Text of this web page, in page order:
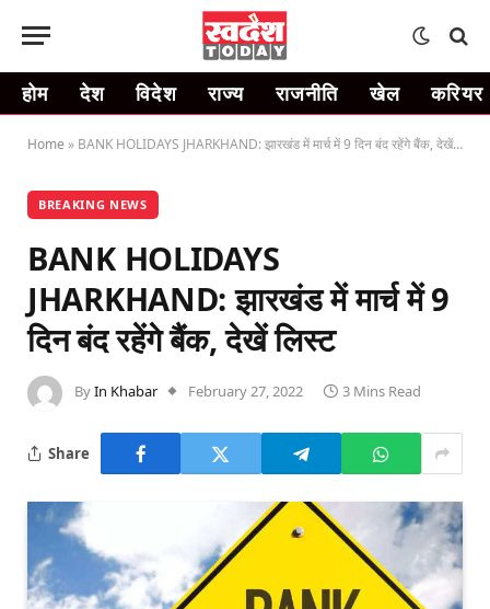
होम देश विदेश राज्य राजनीति खेल करियर
Home » BANK HOLIDAYS JHARKHAND: झारखंड में मार्च में 9 दिन बंद रहेंगे बैंक, देखें लिस्ट
BREAKING NEWS
BANK HOLIDAYS
JHARKHAND: झारखंड में मार्च में 9
दिन बंद रहेंगे बैंक, देखें लिस्ट
ByIn Khabar February 27, 2022 3 Mins Read
Share